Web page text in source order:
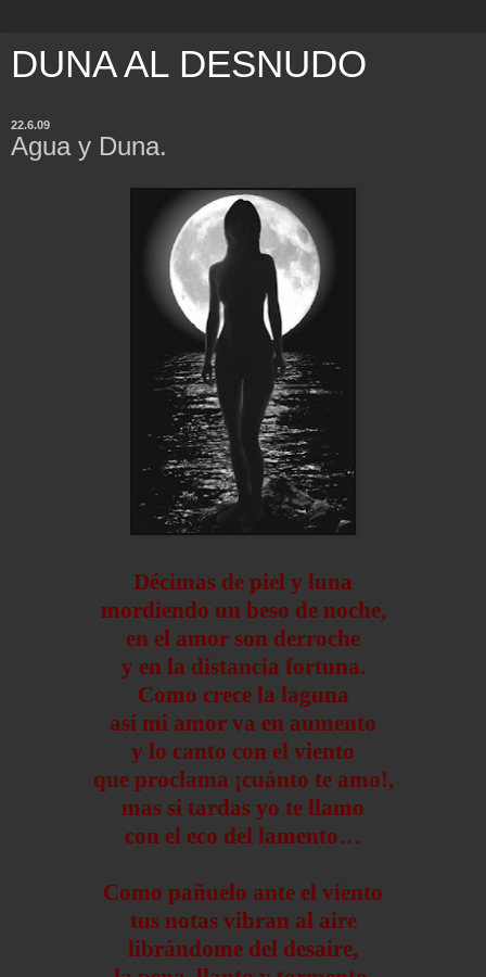
DUNA AL DESNUDO
22.6.09
Agua y Duna.
Décimas de piel y luna
mordiendo un beso de noche,
en el amor son derroche
y en la distancia fortuna.
Como crece la laguna
así mi amor va en aumento
y lo canto con el viento
que proclama ¡cuánto te amo!,
mas si tardas yo te llamo
con el eco del lamento…
Como pañuelo ante el viento
tus notas vibran al aire
librándome del desaire,